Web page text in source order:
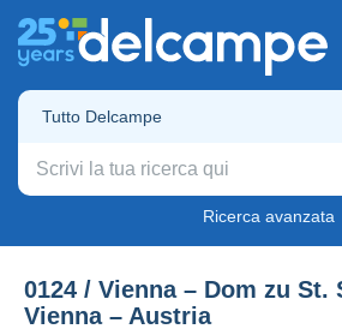
Tutto Delcampe
Ricerca avanzata
0124 / Vienna – Dom zu St.
Vienna – Austria